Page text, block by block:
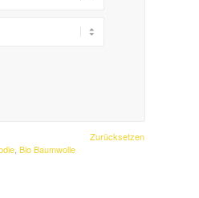
Zurücksetzen
,Bio Baumwolle